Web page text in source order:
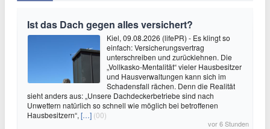
Ist das Dach gegen alles versichert?
Kiel, 09.08.2026 (lifePR) - Es klingt so
einfach: Versicherungsvertrag
unterschreiben und zurücklehnen. Die
„Vollkasko-Mentalität“ vieler Hausbesitzer
und Hausverwaltungen kann sich im
Schadensfall rächen. Denn die Realität
sieht anders aus: „Unsere Dachdeckerbetriebe sind nach
Unwettern natürlich so schnell wie möglich bei betroffenen
Hausbesitzern“, […] (00)
vor 6 Stunden